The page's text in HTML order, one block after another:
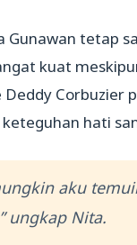
tetap
kuat
Corbuzier
hati
aku
ungkap Nita.